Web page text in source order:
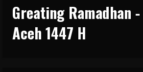
Greating Ramadhan
Aceh 1447 H